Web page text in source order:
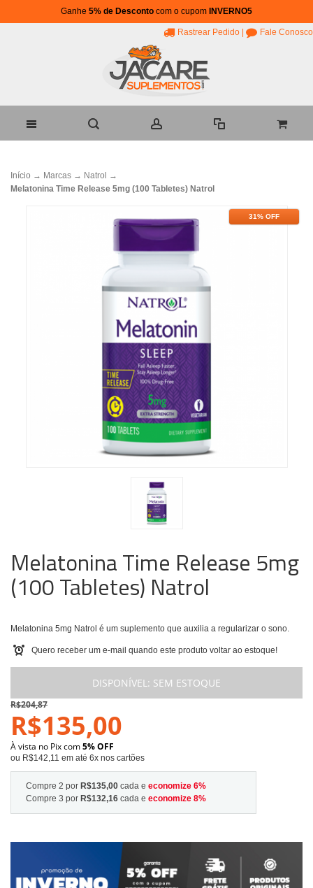
Ganhe 5% de Desconto com o cupom INVERNO5
Rastrear Pedido Fale Conosco
Início → Marcas → Natrol →
Melatonina Time Release 5mg (100 Tabletes) Natrol
31% OFF
Melatonina Time Release 5mg
(100 Tabletes) Natrol
Melatonina 5mg Natrol é um suplemento que auxilia a regularizar o sono.
Quero receber um e-mail quando este produto voltar ao estoque!
DISPONÍVEL: SEM ESTOQUE
R$204,87
R$135,00
À vista no Pix com5% OFF
ou R$142,11 em até 6x nos cartões
Compre 2 por R$135,00 cada e economize 6%
Compre 3 por R$132,16 cada e economize 8%